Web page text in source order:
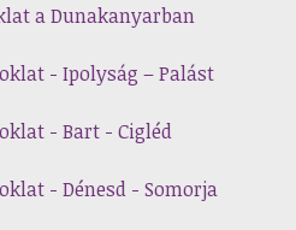
a Dunakanyarban
- Ipolyság – Palást
- Bart - Cigléd
- Dénesd - Somorja